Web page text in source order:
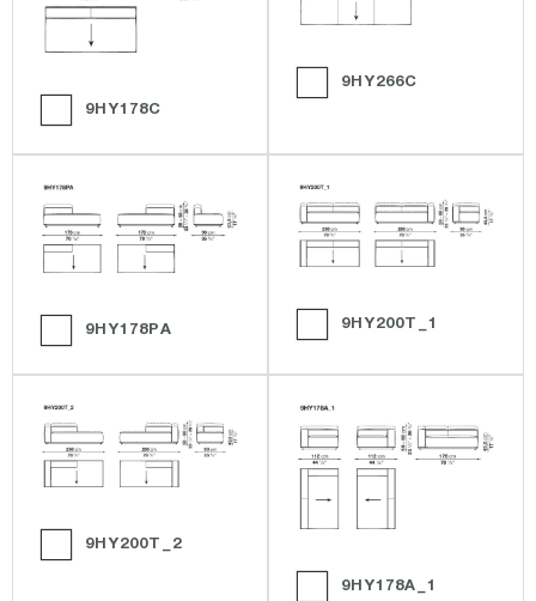
9HY178C
9HY266C
9HY178PA 9HY200T_1
9HY200T_2
9HY178A_1